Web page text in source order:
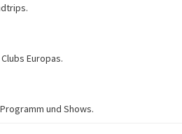
Europas.
und Shows.